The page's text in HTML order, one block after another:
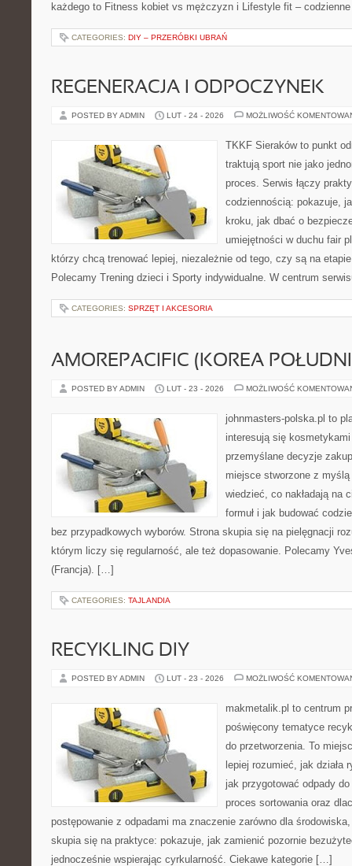
każdego to Fitness kobiet vs mężczyzn i Lifestyle fit –
CATEGORIES: DIY – PRZERÓBKI UBRAŃ
REGENERACJA I ODPOCZYNEK
POSTED BY ADMIN LUT - 24 - 2026 MOŻLIWOŚĆ
TKKF Sieraków to punkt
traktują sport nie jako
proces. Serwis łączy
codziennością: pokazuje,
kroku, jak dbać o
umiejętności w duchu fair
którzy chcą trenować lepiej, niezależnie od tego, czy są na
Polecamy Trening dzieci i Sporty indywidualne. W centrum
CATEGORIES: SPRZĘT I AKCESORIA
AMOREPACIFIC (KOREA
POSTED BY ADMIN LUT - 23 - 2026 MOŻLIWOŚĆ
johnmasters-polska.pl to
interesują się
przemyślane decyzje
miejsce stworzone z
wiedzieć, co nakładają na
formuł i jak budować
bez przypadkowych wyborów. Strona skupia się na pielęgnacji
którym liczy się regularność, ale też dopasowanie. Polecamy
(Francja). […]
CATEGORIES: TAJLANDIA
RECYKLING DIY
POSTED BY ADMIN LUT - 23 - 2026 MOŻLIWOŚĆ
makmetalik.pl to centrum
poświęcony tematyce
do przetworzenia. To
lepiej rozumieć, jak działa
jak przygotować odpady
proces sortowania oraz
postępowanie z odpadami ma znaczenie zarówno dla
skupia się na praktyce: pokazuje, jak zamienić pozornie
jednocześnie wspierając cyrkularność. Ciekawe kategorie […]